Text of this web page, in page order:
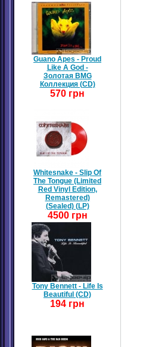
Guano Apes - Proud
Like A God -
Золотая BMG
Коллекция (CD)
570 грн
Whitesnake - Slip Of
The Tongue (Limited
Red Vinyl Edition,
Remastered)
(Sealed) (LP)
4500 грн
Tony Bennett - Life Is
Beautiful (CD)
194 грн